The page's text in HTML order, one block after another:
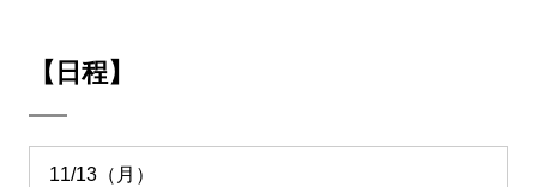
【日程】
11/13（月）